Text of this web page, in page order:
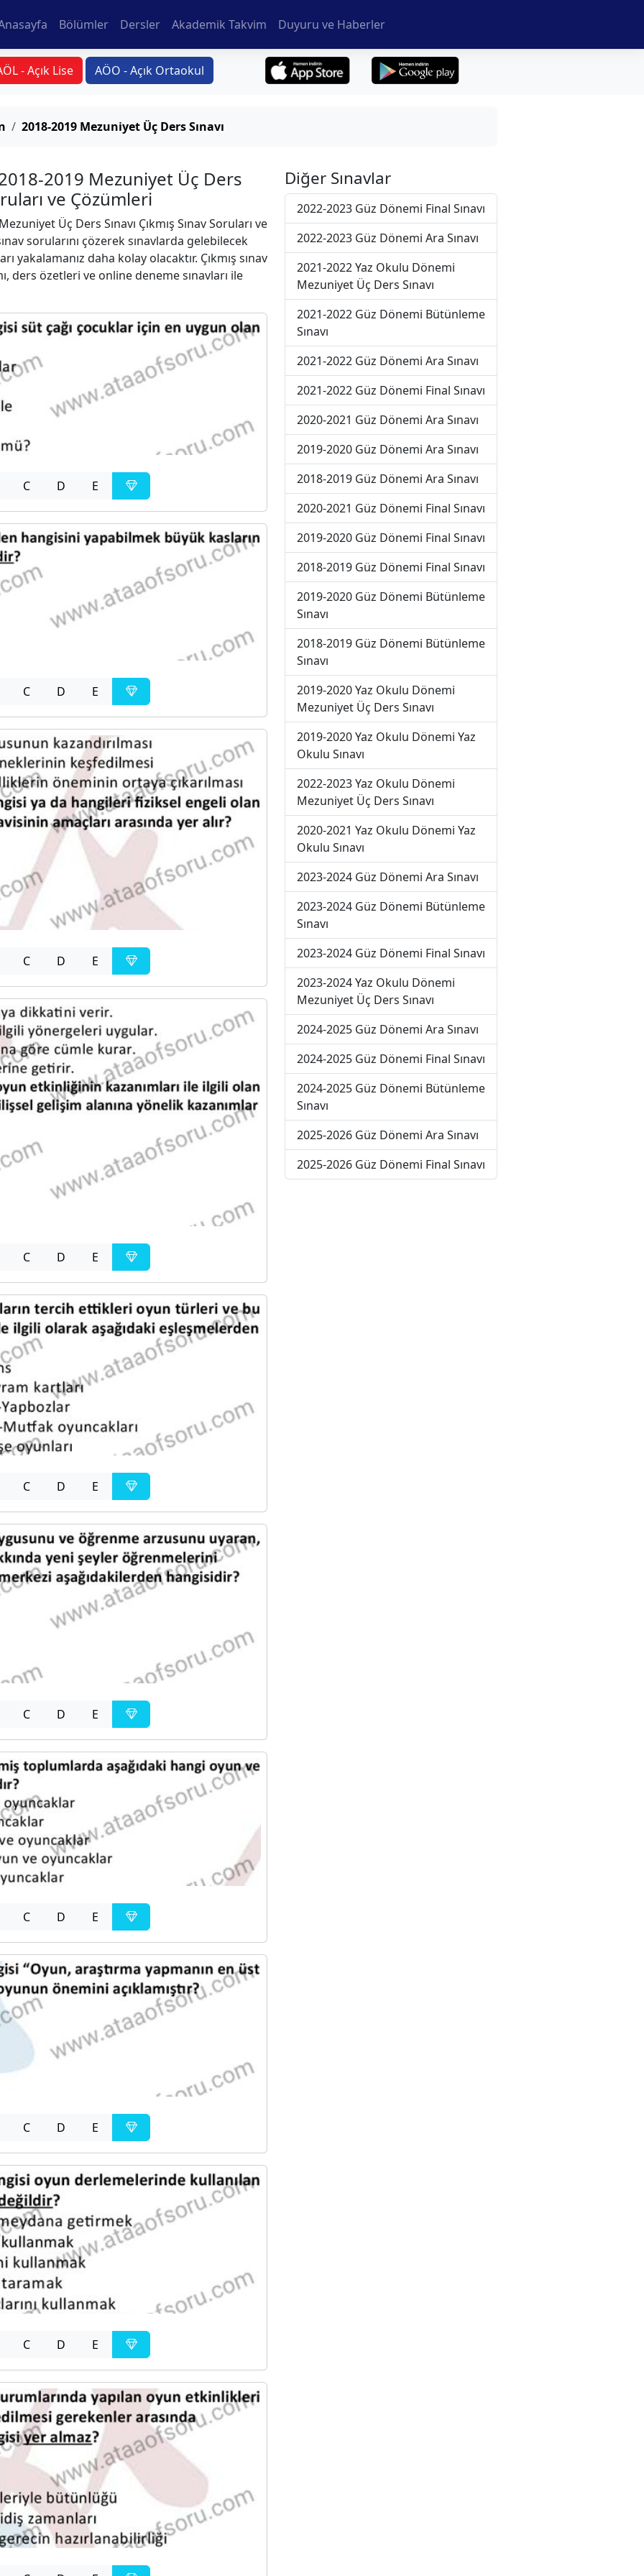
Bölümler Dersler Akademik Takvim Duyuru ve Haberler
- Açık Lise AÖO - Açık Ortaokul
2018-2019 Mezuniyet Üç Ders Sınavı
2019 Mezuniyet Üç Ders
ve Çözümleri
Üç Ders Sınavı Çıkmış Sınav Soruları ve
sorularını çözerek sınavlarda gelebilecek
yakalamanız daha kolay olacaktır. Çıkmış sınav
ders özetleri ve online deneme sınavları ile
C D E
C D E
C D E
C D E
C D E
C D E
C D E
C D E
C D E
Diğer Sınavlar
2022-2023 Güz Dönemi Final Sınavı
2022-2023 Güz Dönemi Ara Sınavı
2021-2022 Yaz Okulu Dönemi
Mezuniyet Üç Ders Sınavı
2021-2022 Güz Dönemi Bütünleme
Sınavı
2021-2022 Güz Dönemi Ara Sınavı
2021-2022 Güz Dönemi Final Sınavı
2020-2021 Güz Dönemi Ara Sınavı
2019-2020 Güz Dönemi Ara Sınavı
2018-2019 Güz Dönemi Ara Sınavı
2020-2021 Güz Dönemi Final Sınavı
2019-2020 Güz Dönemi Final Sınavı
2018-2019 Güz Dönemi Final Sınavı
2019-2020 Güz Dönemi Bütünleme
Sınavı
2018-2019 Güz Dönemi Bütünleme
Sınavı
2019-2020 Yaz Okulu Dönemi
Mezuniyet Üç Ders Sınavı
2019-2020 Yaz Okulu Dönemi Yaz
Okulu Sınavı
2022-2023 Yaz Okulu Dönemi
Mezuniyet Üç Ders Sınavı
2020-2021 Yaz Okulu Dönemi Yaz
Okulu Sınavı
2023-2024 Güz Dönemi Ara Sınavı
2023-2024 Güz Dönemi Bütünleme
Sınavı
2023-2024 Güz Dönemi Final Sınavı
2023-2024 Yaz Okulu Dönemi
Mezuniyet Üç Ders Sınavı
2024-2025 Güz Dönemi Ara Sınavı
2024-2025 Güz Dönemi Final Sınavı
2024-2025 Güz Dönemi Bütünleme
Sınavı
2025-2026 Güz Dönemi Ara Sınavı
2025-2026 Güz Dönemi Final Sınavı